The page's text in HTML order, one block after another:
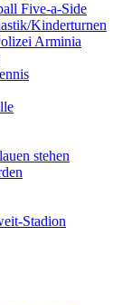
Five-a-Side
Kinderturnen
Arminia
stehen
Stadion